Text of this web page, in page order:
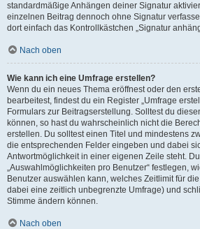
standardmäßige Anhängen deiner Signatur
einzelnen Beitrag dennoch ohne Signatur
dort einfach das Kontrollkästchen „Signatur
Nach oben
Wie kann ich eine Umfrage erstellen?
Wenn du ein neues Thema eröffnest oder den
bearbeitest, findest du ein Register „Umfrage
Formulars zur Beitragserstellung. Solltest du
können, so hast du wahrscheinlich nicht die
erstellen. Du solltest einen Titel und mindestens
die entsprechenden Felder eingeben und dabei
Antwortmöglichkeit in einer eigenen Zeile steht.
„Auswahlmöglichkeiten pro Benutzer“ festlegen,
Benutzer auswählen kann, welches Zeitlimit für
dabei eine zeitlich unbegrenzte Umfrage) und
Stimme ändern können.
Nach oben